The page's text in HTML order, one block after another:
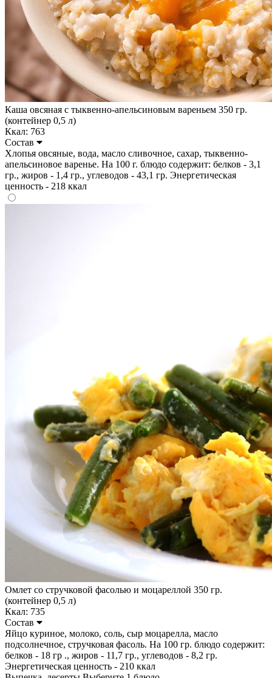
Каша овсяная с тыквенно-апельсиновым вареньем 350 гр.
(контейнер 0,5 л)
Ккал: 763
Состав
Хлопья овсяные, вода, масло сливочное, сахар, тыквенно-
апельсиновое варенье. На 100 г. блюдо содержит: белков - 3,1
гр., жиров - 1,4 гр., углеводов - 43,1 гр. Энергетическая
ценность - 218 ккал
Омлет со стручковой фасолью и моцареллой 350 гр.
(контейнер 0,5 л)
Ккал: 735
Состав
Яйцо куриное, молоко, соль, сыр моцарелла, масло
подсолнечное, стручковая фасоль. На 100 гр. блюдо содержит:
белков - 18 гр ., жиров - 11,7 гр., углеводов - 8,2 гр.
Энергетическая ценность - 210 ккал